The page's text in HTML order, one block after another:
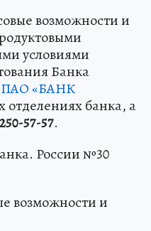
возможности и
условиями
Банка
ПАО «БАНК
банка, а
57-57.
России №30
возможности и